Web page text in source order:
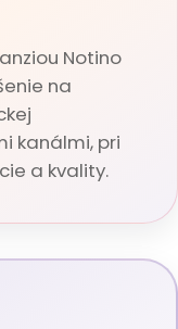
Notino
na
kanálmi, pri
a kvality.